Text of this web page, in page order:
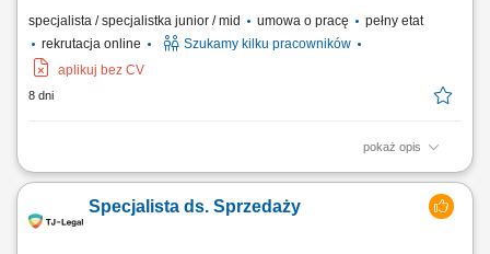
specjalista / specjalistka junior / mid umowa o pracę
pełny etat
rekrutacja online
Szukamy kilku pracowników
aplikuj bez CV
8 dni
pokaż opis
Zakres obowiązków: Telefoniczny kontakt z klientami zainteresowanymi
edukacji finansowej. Budowanie długofalowych relacji z klientami.
Pozyskiwanie nowych klientów i rozwijanie współpracy z partnerami
Specjalista ds. Sprzedaży